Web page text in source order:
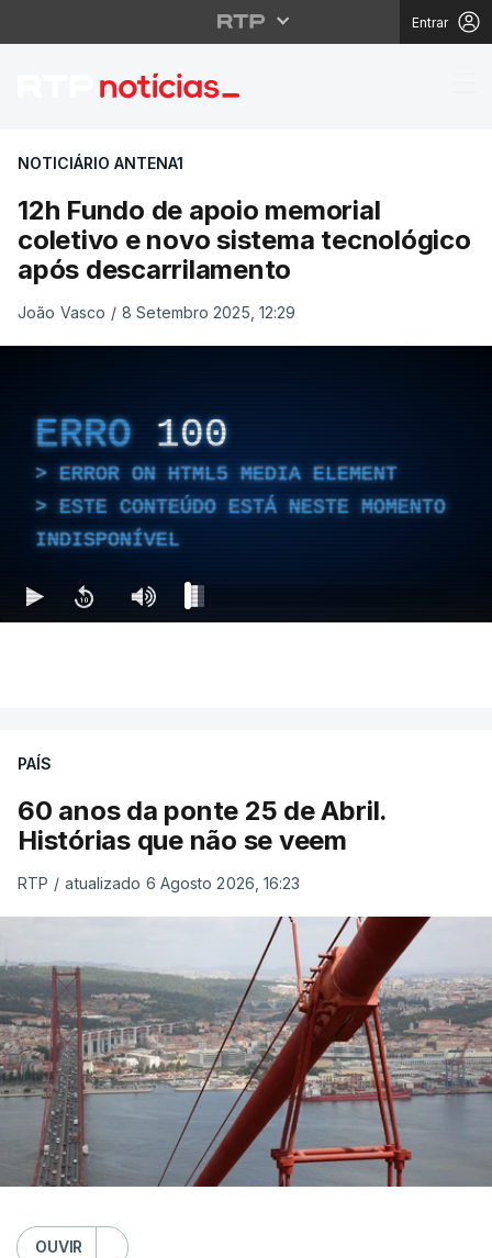
Entrar
12h Fundo de apoio
NOTICIÁRIO ANTENA1
12h Fundo de apoio memorial
coletivo e novo sistema tecnológico
após descarrilamento
João Vasco / 8 Setembro 2025, 12:29
ERRO 100
ERROR ON HTML5 MEDIA ELEMENT
ESTE CONTEÚDO ESTÁ NESTE MOMENTO
INDISPONÍVEL
PAÍS
60 anos da ponte 25 de Abril.
Histórias que não se veem
RTP / atualizado 6 Agosto 2026, 16:23
OUVIR